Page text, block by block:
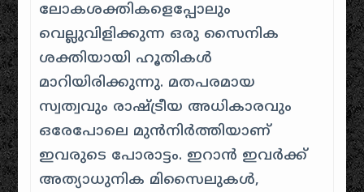
ലോകശക്തികളെപ്പോലും
വെല്ലുവിളിക്കുന്ന ഒരു സൈനിക
ശക്തിയായി ഹൂതികൾ
മാറിയിരിക്കുന്നു. മതപരമായ
സ്വത്വവും രാഷ്ട്രീയ അധികാരവും
ഒരേപോലെ മുൻനിർത്തിയാണ്
ഇവരുടെ പോരാട്ടം. ഇറാൻ ഇവർക്ക്
അത്യാധുനിക മിസൈലുകൾ,